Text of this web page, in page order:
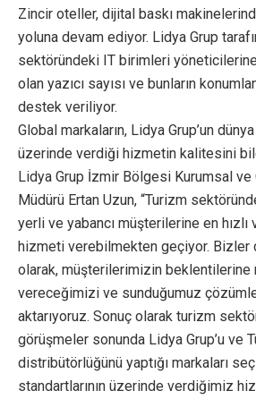
Zincir oteller, dijital baskı
yoluna devam ediyor. Lidya Grup
sektöründeki IT birimleri
olan yazıcı sayısı ve bunların
destek veriliyor.
Global markaların, Lidya Grup’un
üzerinde verdiği hizmetin kalitesini
Lidya Grup İzmir Bölgesi Kurumsal ve
Müdürü Ertan Uzun, “Turizm
yerli ve yabancı müşterilerine en
hizmeti verebilmekten geçiyor. Bizler
olarak, müşterilerimizin beklentilerine
vereceğimizi ve sunduğumuz
aktarıyoruz. Sonuç olarak turizm
görüşmeler sonunda Lidya Grup’u ve
distribütörlüğünü yaptığı markaları
standartlarının üzerinde verdiğimiz